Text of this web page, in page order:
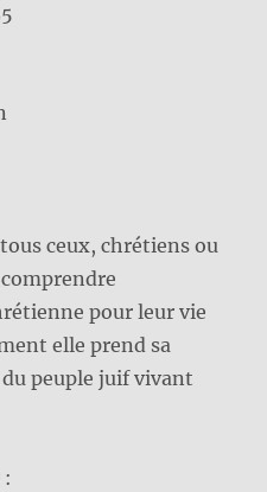
5
tous ceux, chrétiens ou
pour leur vie
elle prend sa
peuple juif vivant
: